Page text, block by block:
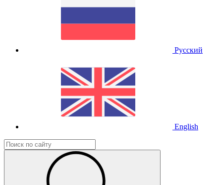
Русский
English